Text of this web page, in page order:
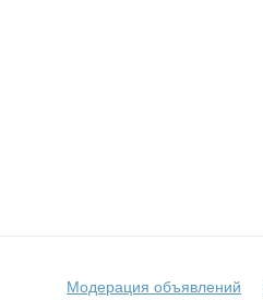
Модерация объявлений